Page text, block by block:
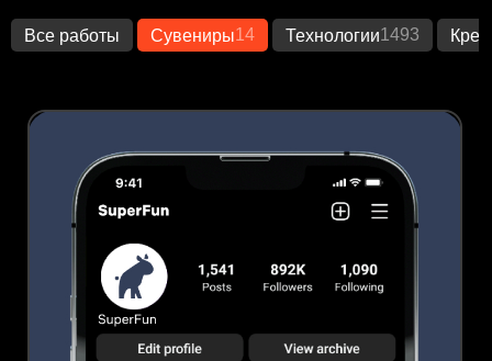
Все работы Сувениры14 Технологии1493